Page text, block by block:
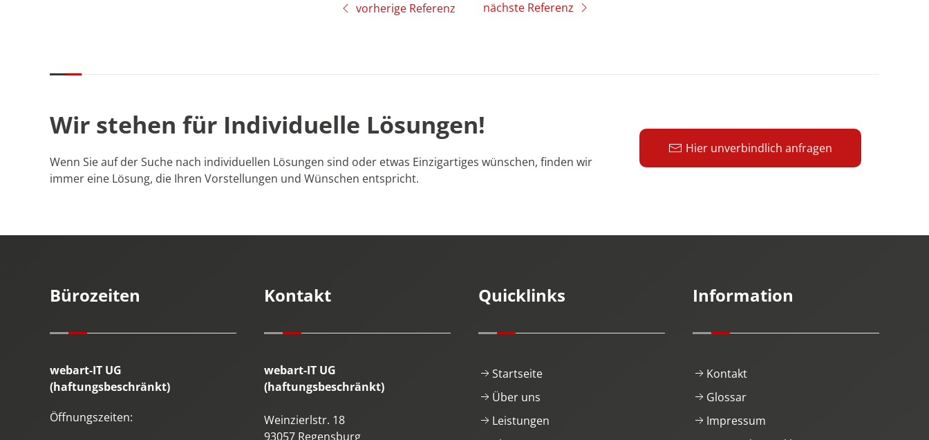
vorherige Referenz nächste Referenz
Wir stehen für Individuelle Lösungen!
Wenn Sie auf der Suche nach individuellen Lösungen sind oder etwas Einzigartiges wünschen, finden wir
immer eine Lösung, die Ihren Vorstellungen und Wünschen entspricht.
Hier unverbindlich anfragen
Bürozeiten
webart-IT UG
(haftungsbeschränkt)
Öffnungszeiten:
Kontakt
webart-IT UG
(haftungsbeschränkt)
Weinzierlstr. 18
93057 Regensburg
Quicklinks
Startseite
Über uns
Leistungen
Information
Kontakt
Glossar
Impressum